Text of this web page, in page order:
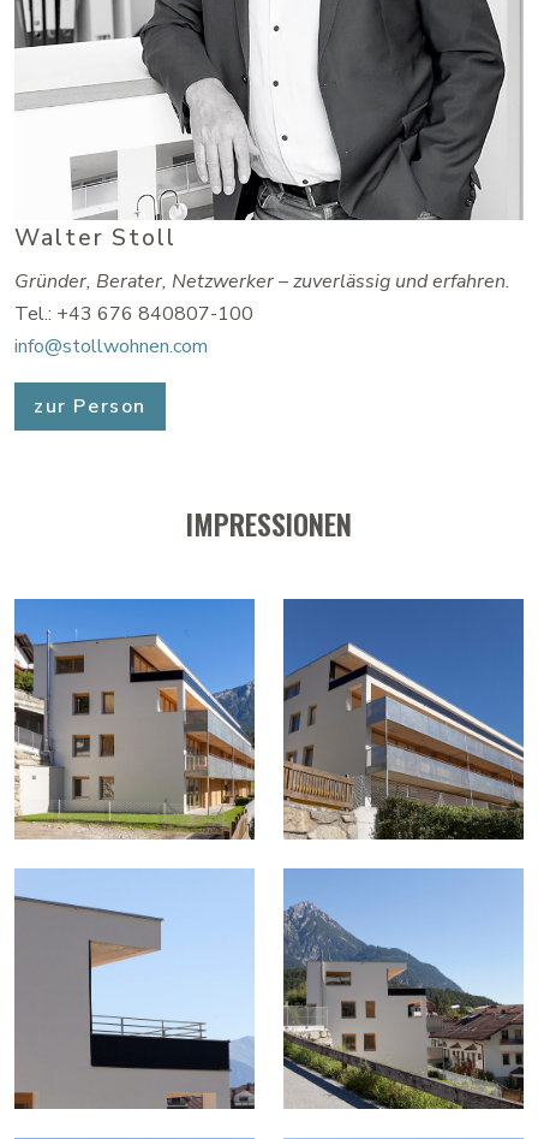
Walter Stoll
Gründer, Berater, Netzwerker – zuverlässig und erfahren.
Tel.: +43 676 840807-100
info@stollwohnen.com
zur Person
IMPRESSIONEN